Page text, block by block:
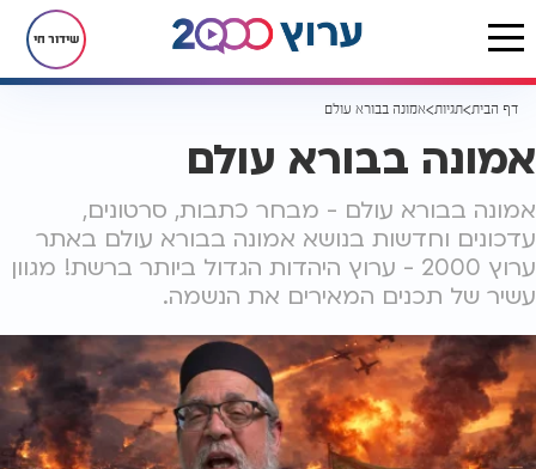
שידור חי
דף הבית תגיות אמונה בבורא עולם
אמונה בבורא עולם
אמונה בבורא עולם - מבחר כתבות, סרטונים,
עדכונים וחדשות בנושא אמונה בבורא עולם באתר
ערוץ 2000 - ערוץ היהדות הגדול ביותר ברשת! מגוון
עשיר של תכנים המאירים את הנשמה.